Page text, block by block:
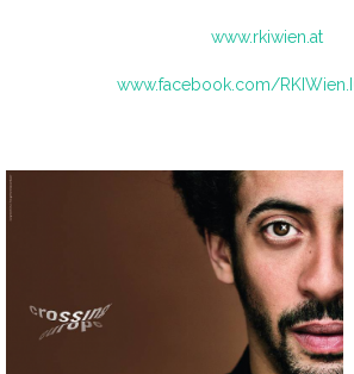
www.rkiwien.at
www.facebook.com/